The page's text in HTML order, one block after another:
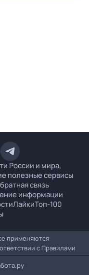
России и мира,
полезные сервисы
связь
информации
ЛайкиТоп-100
применяются
с Правилами